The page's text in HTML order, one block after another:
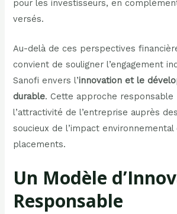
pour les investisseurs, en
versés.
Au-delà de ces perspectives
convient de souligner l’engagement
Sanofi envers l’innovation et le
durable. Cette approche responsable
l’attractivité de l’entreprise auprès
soucieux de l’impact
placements.
Un Modèle
Responsable